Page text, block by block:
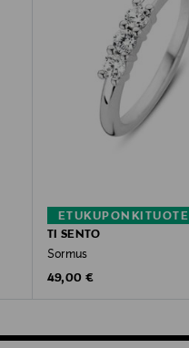
ETUKUPONKITUOTE
TI SENTO
Sormus
Original Price
49,00 €